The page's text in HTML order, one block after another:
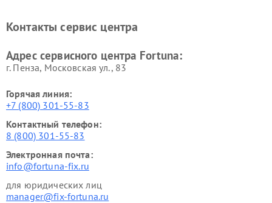
Контакты сервис центра
Адрес сервисного центра Fortuna:
г. Пенза, Московская ул., 83
Горячая линия:
+7 (800) 301-55-83
Контактный телефон:
8 (800) 301-55-83
Электронная почта:
info@fortuna-fix.ru
для юридических лиц
manager@fix-fortuna.ru